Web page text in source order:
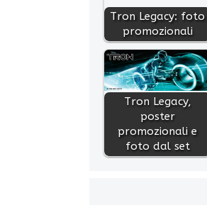
Tron Legacy: foto
promozionali
Tron Legacy,
poster
promozionali e
foto dal set